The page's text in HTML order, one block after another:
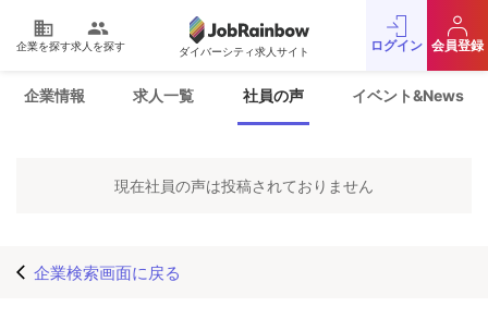
domain
企業を探す
people
求人を探す ダイバーシティ求人サイト ログイン 会員登録
企業情報 求人一覧 社員の声 イベント&News
現在社員の声は投稿されておりません
arrow_back_ios 企業検索画面に戻る
プライバシーポリシー